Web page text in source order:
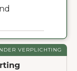
VERPLICHTING